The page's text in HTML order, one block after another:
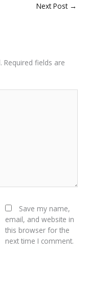
Next Post →
Required fields are
Save my name,
email, and website in
this browser for the
next time I comment.